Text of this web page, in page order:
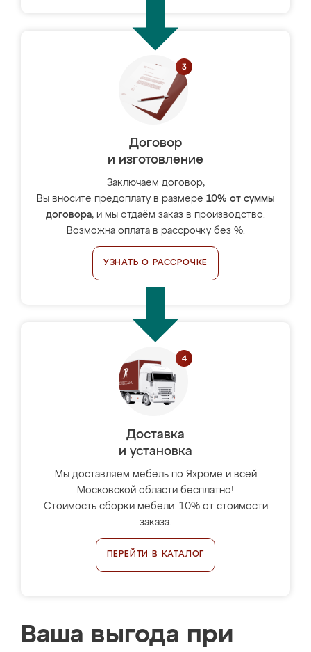
Договор
и изготовление
Заключаем договор,
Вы вносите предоплату в размере 10% от суммы
договора, и мы отдаём заказ в производство.
Возможна оплата в рассрочку без %.
УЗНАТЬ О РАССРОЧКЕ
Доставка
и установка
Мы доставляем мебель по Яхроме и всей
Московской области бесплатно!
Стоимость сборки мебели: 10% от стоимости
заказа.
ПЕРЕЙТИ В КАТАЛОГ
Ваша выгода при